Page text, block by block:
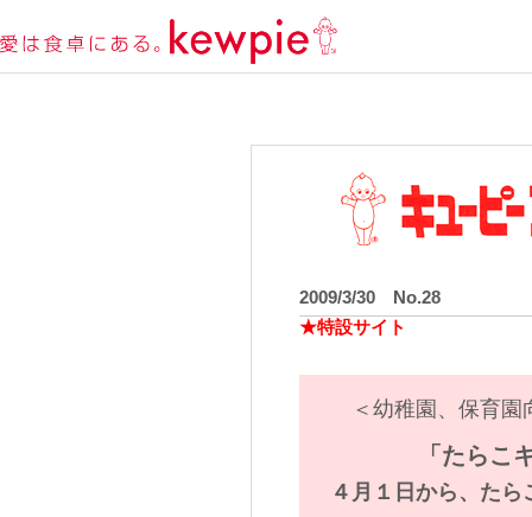
2009/3/30 No.28
★特設サイト
＜幼稚園、保育
「たらこ
４月１日から、た